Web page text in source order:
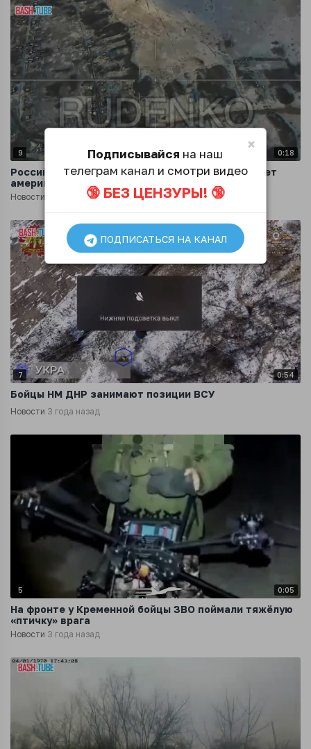
9 0:18
Российский барражирующий боеприпас поражает
американскую гаубицу М777 ВСУ
Новости 3 года назад
7 0:54
Бойцы НМ ДНР занимают позиции ВСУ
Новости 3 года назад
5 0:05
На фронте у Кременной бойцы ЗВО поймали тяжёлую
«птичку» врага
Новости 3 года назад
×
Подписывайся на наш
телеграм канал и смотри видео
🔞 БЕЗ ЦЕНЗУРЫ! 🔞
ПОДПИСАТЬСЯ НА КАНАЛ